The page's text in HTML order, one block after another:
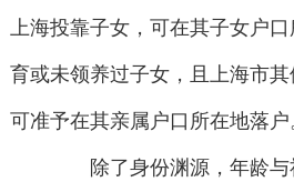
上海投靠子女，可在其子女户
育或未领养过子女，且上海市
可准予在其亲属户口所在地落户
除了身份渊源，年龄与